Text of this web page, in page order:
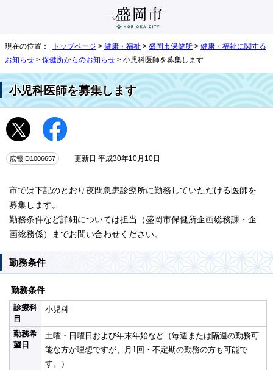
現在の位置： トップページ > 健康・福祉 > 盛岡市保健所 > 健康・福祉に関する
お知らせ > 保健所からのお知らせ > 小児科医師を募集します
小児科医師を募集します
広報ID1006657 更新日 平成30年10月10日
市では下記のとおり夜間急患診療所に勤務していただける医師を
募集します。
勤務条件など詳細については担当（盛岡市保健所企画総務課・企
画総務係）までお問い合わせください。
勤務条件
勤務条件
診療科
目
小児科
勤務希
望日
土曜・日曜日および年末年始など（毎週または隔週の勤務可
能な方が理想ですが、月1回・不定期の勤務の方も可能で
す。）